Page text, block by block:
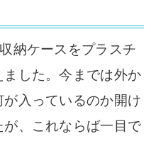
納ケースをプラスチ
ました。今までは外か
入っているのか開け
、 これならば一目で